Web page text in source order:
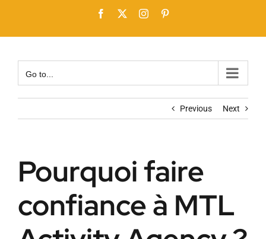
Facebook Instagram
Go to...
Previous Next
Pourquoi faire
confiance à MTL